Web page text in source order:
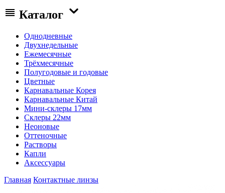
Каталог
Однодневные
Двухнедельные
Ежемесячные
Трёхмесячные
Полугодовые и годовые
Цветные
Карнавальные Корея
Карнавальные Китай
Мини-склеры 17мм
Склеры 22мм
Неоновые
Оттеночные
Растворы
Капли
Аксессуары
Главная Контактные линзы